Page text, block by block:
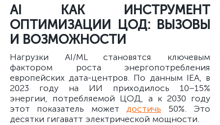
AI КАК ИНСТРУМЕНТ
ОПТИМИЗАЦИИ ЦОД: ВЫЗОВЫ
И ВОЗМОЖНОСТИ
Нагрузки AI/ML становятся ключевым
фактором роста энергопотребления
европейских дата-центров. По данным IEA, в
2023 году на ИИ приходилось 10–15%
энергии, потребляемой ЦОД, а к 2030 году
этот показатель можетдостичь 50%. Это
десятки гигаватт электрической мощности.